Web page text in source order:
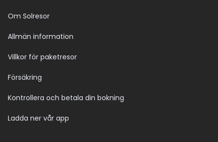
Om Solresor
Allmän information
Villkor för paketresor
Försäkring
Kontrollera och betala din bokning
Ladda ner vår app